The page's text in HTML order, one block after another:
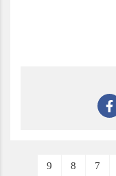
7
8
9